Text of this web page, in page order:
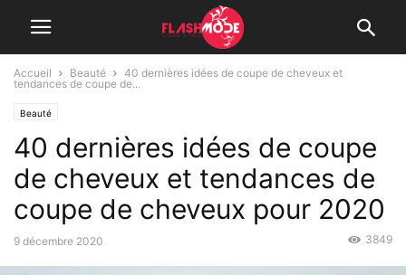
Accueil Beauté
40 dernières idées de coupe de cheveux et
tendances de coupe de...
Beauté
40 dernières idées de coupe
de cheveux et tendances de
coupe de cheveux pour 2020
9 décembre 2020 3849